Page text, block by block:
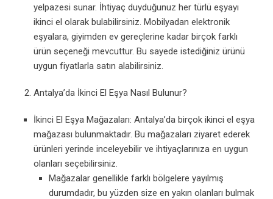
yelpazesi sunar. İhtiyaç duyduğunuz her türlü eşyayı
ikinci el olarak bulabilirsiniz. Mobilyadan elektronik
eşyalara, giyimden ev gereçlerine kadar birçok farklı
ürün seçeneği mevcuttur. Bu sayede istediğiniz ürünü
uygun fiyatlarla satın alabilirsiniz.
Antalya’da İkinci El Eşya Nasıl Bulunur?
İkinci El Eşya Mağazaları: Antalya’da birçok ikinci el eşya
mağazası bulunmaktadır. Bu mağazaları ziyaret ederek
ürünleri yerinde inceleyebilir ve ihtiyaçlarınıza en uygun
olanları seçebilirsiniz.
Mağazalar genellikle farklı bölgelere yayılmış
durumdadır, bu yüzden size en yakın olanları bulmak